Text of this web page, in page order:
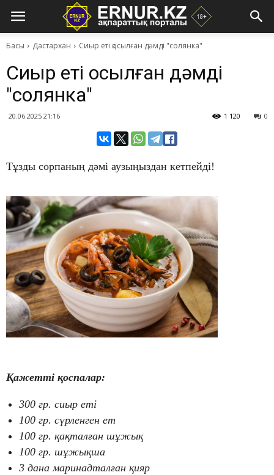
Басы Дастархан ​Сиыр еті қосылған дәмді "солянка"
​Сиыр еті қосылған дәмді
"солянка"
20.06.2025 21:16 0
1 120
Тұзды сорпаның дәмі аузыңыздан кетпейді!
Қажетті қоспалар:
300 гр. сиыр еті
100 гр. сүрленген ет
100 гр. қақталған шұжық
100 гр. шұжықша
3 дана маринадталған қияр